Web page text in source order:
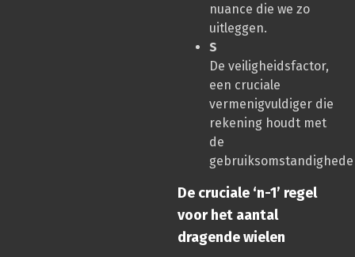
nuance die we zo
uitleggen.
S
De veiligheidsfactor,
een cruciale
vermenigvuldiger die
rekening houdt met
de
De cruciale ‘n-1’ regel
voor het aantal
dragende wielen